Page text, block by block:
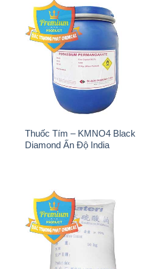
Thuốc Tím – KMNO4 Black
Diamond Ấn Độ India